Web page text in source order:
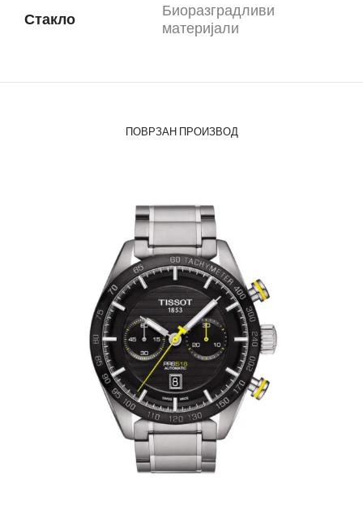
Стакло
Биоразградливи
материјали
ПОВРЗАН ПРОИЗВОД